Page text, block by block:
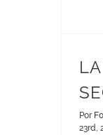
Por
23rd,